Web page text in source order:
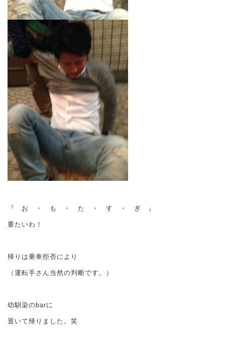
『 お ・ も ・ た ・ す ・ ぎ 』
重たいわ！
帰りは乗車拒否により
（運転手さん当然の判断です。）
幼馴染のbarに
置いて帰りました。笑